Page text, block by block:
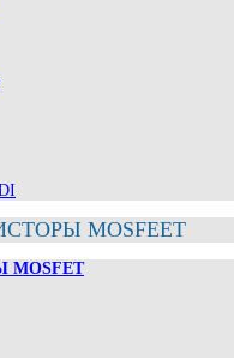
MOSFEET